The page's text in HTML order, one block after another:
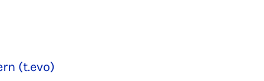
(t.evo)